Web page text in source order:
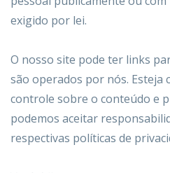
exigido por lei.
O nosso site pode ter links
são operados por nós. Esteja
controle sobre o conteúdo e
podemos aceitar
respectivas políticas de